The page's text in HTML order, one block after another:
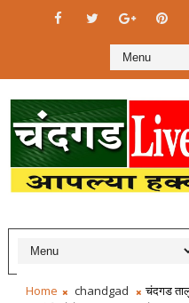
Home chandgad
चंदगड